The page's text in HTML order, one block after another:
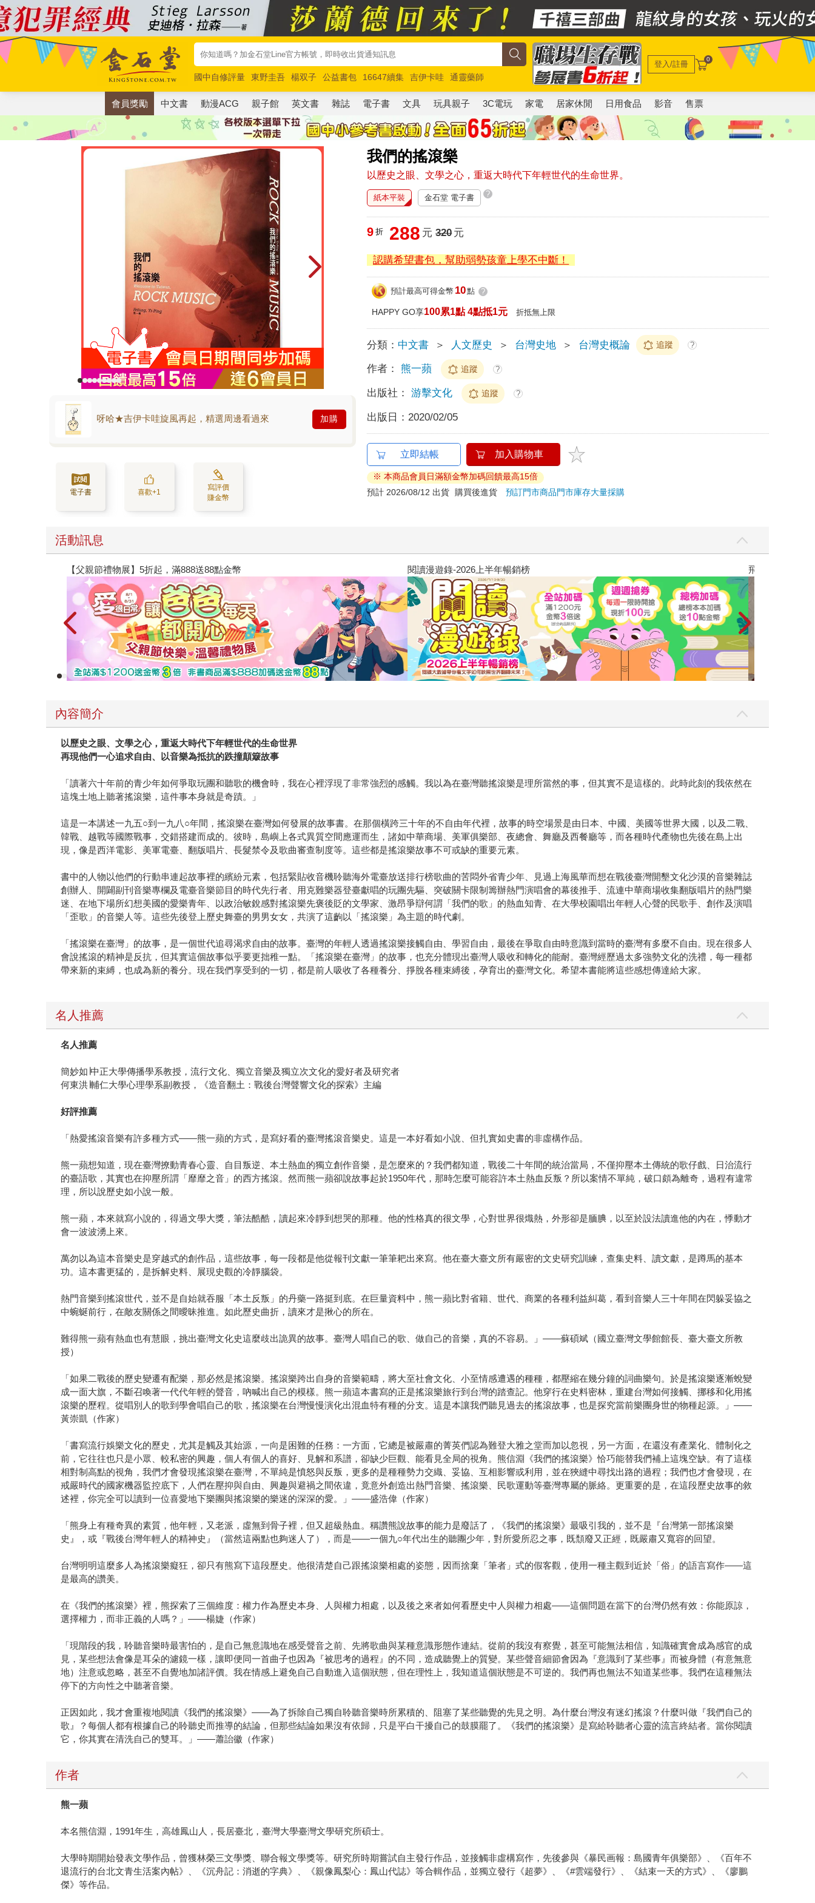
國中自修評量 東野圭吾 楊双子 公益書包 16647續集 吉伊卡哇
通靈藥師
唯紅花綻放
奧德賽 路邊攤新作 馬斯克 玩具總動員5 超慢跑
登入/註冊 0
會員獎勵 中文書 動漫ACG 親子館 英文書 雜誌 電子書 文具 玩具親子 3C電玩 家電 居家休閒 日用食品 影音 售票
我們的搖滾樂
以歷史之眼、文學之心，重返大時代下年輕世代的生命世界。
呀哈★吉伊卡哇旋風再起，精選周邊看過來 加購
電子書 喜歡+1
寫評價
賺金幣
紙本平裝 金石堂 電子書 ?
9 折 288 元 320元
認購希望書包，幫助弱勢孩童上學不中斷！
預計最高可得金幣 10點 ?
HAPPY GO享100累1點 4點抵1元 折抵無上限
分類： 中文書 ＞ 人文歷史 ＞ 台灣史地 ＞ 台灣史概論 追蹤 ?
作者： 熊一蘋 追蹤 ?
出版社： 游擊文化 追蹤 ?
出版日： 2020/02/05
立即結帳 加入購物車
※ 本商品會員日滿額金幣加碼回饋最高15倍
預計 2026/08/12 出貨
購買後進貨預訂門市商品門市庫存大量採購
活動訊息
【父親節禮物展】5折起，滿888送88點金幣 閱讀漫遊錄-2026上半年暢銷榜 飛吧，鴻！：母
內容簡介
以歷史之眼、文學之心，重返大時代下年輕世代的生命世界
再現他們一心追求自由、以音樂為抵抗的跌撞顛簸故事
「讀著六十年前的青少年如何爭取玩團和聽歌的機會時，我在心裡浮現了非常強烈的感觸。我以為在臺灣聽搖滾樂是理所當然的事，但其實不是這樣的。此時此刻的我依然在
這塊土地上聽著搖滾樂，這件事本身就是奇蹟。」
這是一本講述一九五○到一九八○年間，搖滾樂在臺灣如何發展的故事書。在那個橫跨三十年的不自由年代裡，故事的時空場景是由日本、中國、美國等世界大國，以及二戰、
韓戰、越戰等國際戰事，交錯搭建而成的。彼時，島嶼上各式異質空間應運而生，諸如中華商場、美軍俱樂部、夜總會、舞廳及西餐廳等，而各種時代產物也先後在島上出
現，像是西洋電影、美軍電臺、翻版唱片、長髮禁令及歌曲審查制度等。這些都是搖滾樂故事不可或缺的重要元素。
書中的人物以他們的行動串連起故事裡的繽紛元素，包括緊貼收音機聆聽海外電臺放送排行榜歌曲的苦悶外省青少年、見過上海風華而想在戰後臺灣開墾文化沙漠的音樂雜誌
創辦人、開闢副刊音樂專欄及電臺音樂節目的時代先行者、用克難樂器登臺獻唱的玩團先驅、突破關卡限制籌辦熱門演唱會的幕後推手、流連中華商場收集翻版唱片的熱門樂
迷、在地下場所幻想美國的愛樂青年、以政治敏銳感對搖滾樂先褒後貶的文學家、激昂爭辯何謂「我們的歌」的熱血知青、在大學校園唱出年輕人心聲的民歌手、創作及演唱
「歪歌」的音樂人等。這些先後登上歷史舞臺的男男女女，共演了這齣以「搖滾樂」為主題的時代劇。
「搖滾樂在臺灣」的故事，是一個世代追尋渴求自由的故事。臺灣的年輕人透過搖滾樂接觸自由、學習自由，最後在爭取自由時意識到當時的臺灣有多麼不自由。現在很多人
會說搖滾的精神是反抗，但其實這個故事似乎要更拙稚一點。「搖滾樂在臺灣」的故事，也充分體現出臺灣人吸收和轉化的能耐。臺灣經歷過太多強勢文化的洗禮，每一種都
帶來新的束縛，也成為新的養分。現在我們享受到的一切，都是前人吸收了各種養分、掙脫各種束縛後，孕育出的臺灣文化。希望本書能將這些感想傳達給大家。
名人推薦
名人推薦
簡妙如∣中正大學傳播學系教授，流行文化、獨立音樂及獨立次文化的愛好者及研究者
何東洪∣輔仁大學心理學系副教授，《造音翻土：戰後台灣聲響文化的探索》主編
好評推薦
「熱愛搖滾音樂有許多種方式——熊一蘋的方式，是寫好看的臺灣搖滾音樂史。這是一本好看如小說、但扎實如史書的非虛構作品。
熊一蘋想知道，現在臺灣撩動青春心靈、自目叛逆、本土熱血的獨立創作音樂，是怎麼來的？我們都知道，戰後二十年間的統治當局，不僅抑壓本土傳統的歌仔戲、日治流行
的臺語歌，其實也在抑壓所謂「靡靡之音」的西方搖滾。然而熊一蘋卻說故事起於1950年代，那時怎麼可能容許本土熱血反叛？所以案情不單純，破口頗為離奇，過程有違常
理，所以說歷史如小說一般。
熊一蘋，本來就寫小說的，得過文學大獎，筆法酷酷，讀起來冷靜到想哭的那種。他的性格真的很文學，心對世界很熾熱，外形卻是腼腆，以至於設法讀進他的內在，悸動才
會一波波湧上來。
萬勿以為這本音樂史是穿越式的創作品，這些故事，每一段都是他從報刊文獻一筆筆耙出來寫。他在臺大臺文所有嚴密的文史研究訓練，查集史料、讀文獻，是蹲馬的基本
功。這本書更猛的，是拆解史料、展現史觀的冷靜腦袋。
熱門音樂到搖滾世代，並不是自始就吞服「本土反叛」的丹藥一路挺到底。在巨量資料中，熊一蘋比對省籍、世代、商業的各種利益糾葛，看到音樂人三十年間在閃躲妥協之
中蜿蜒前行，在敵友關係之間曖昧推進。如此歷史曲折，讀來才是揪心的所在。
難得熊一蘋有熱血也有慧眼，挑出臺灣文化史這麼歧出詭異的故事。臺灣人唱自己的歌、做自己的音樂，真的不容易。」——蘇碩斌（國立臺灣文學館館長、臺大臺文所教
授）
「如果二戰後的歷史變遷有配樂，那必然是搖滾樂。搖滾樂跨出自身的音樂範疇，將大至社會文化、小至情感遭遇的種種，都壓縮在幾分鐘的詞曲樂句。於是搖滾樂逐漸蛻變
成一面大旗，不斷召喚著一代代年輕的聲音，吶喊出自己的模樣。熊一蘋這本書寫的正是搖滾樂旅行到台灣的踏查記。他穿行在史料密林，重建台灣如何接觸、挪移和化用搖
滾樂的歷程。從唱別人的歌到學會唱自己的歌，搖滾樂在台灣慢慢演化出混血特有種的分支。這是本讓我們聽見過去的搖滾故事，也是探究當前樂團身世的物種起源。」——
黃崇凱（作家）
「書寫流行娛樂文化的歷史，尤其是觸及其始源，一向是困難的任務：一方面，它總是被嚴肅的菁英們認為難登大雅之堂而加以忽視，另一方面，在還沒有產業化、體制化之
前，它往往也只是小眾、較私密的興趣，個人有個人的喜好、見解和系譜，卻缺少巨觀、能看見全局的視角。熊信淵《我們的搖滾樂》恰巧能替我們補上這塊空缺。有了這樣
相對制高點的視角，我們才會發現搖滾樂在臺灣，不單純是憤怒與反叛，更多的是種種勢力交織、妥協、互相影響或利用，並在狹縫中尋找出路的過程；我們也才會發現，在
戒嚴時代的國家機器監控底下，人們在壓抑與自由、興趣與避禍之間依違，竟意外創造出熱門音樂、搖滾樂、民歌運動等臺灣專屬的脈絡。更重要的是，在這段歷史故事的敘
述裡，你完全可以讀到一位喜愛地下樂團與搖滾樂的樂迷的深深的愛。」——盛浩偉（作家）
「熊身上有種奇異的素質，他年輕，又老派，虛無到骨子裡，但又超級熱血。稱讚熊說故事的能力是廢話了，《我們的搖滾樂》最吸引我的，並不是『台灣第一部搖滾樂
史』，或『戰後台灣年輕人的精神史』（當然這兩點也夠迷人了），而是——一個九○年代出生的聽團少年，對所愛所忍之事，既頹廢又正經，既嚴肅又寬容的回望。
台灣明明這麼多人為搖滾樂癡狂，卻只有熊寫下這段歷史。他很清楚自己跟搖滾樂相處的姿態，因而捨棄「筆者」式的假客觀，使用一種主觀到近於「俗」的語言寫作——這
是最高的讚美。
在《我們的搖滾樂》裡，熊探索了三個維度：權力作為歷史本身、人與權力相處，以及後之來者如何看歷史中人與權力相處——這個問題在當下的台灣仍然有效：你能原諒，
選擇權力，而非正義的人嗎？」——楊婕（作家）
「現階段的我，聆聽音樂時最害怕的，是自己無意識地在感受聲音之前、先將歌曲與某種意識形態作連結。從前的我沒有察覺，甚至可能無法相信，知識確實會成為感官的成
見，某些想法會像是耳朵的濾鏡一樣，讓即便同一首曲子也因為『被思考的過程』的不同，造成聽覺上的質變。某些聲音細節會因為『意識到了某些事』而被身體（有意無意
地）注意或忽略，甚至不自覺地加諸評價。我在情感上避免自己自動進入這個狀態，但在理性上，我知道這個狀態是不可逆的。我們再也無法不知道某些事。我們在這種無法
停下的方向性之中聽著音樂。
正因如此，我才會重複地閱讀《我們的搖滾樂》——為了拆除自己獨自聆聽音樂時所累積的、阻塞了某些聽覺的先見之明。為什麼台灣沒有迷幻搖滾？什麼叫做『我們自己的
歌』？每個人都有根據自己的聆聽史而推導的結論，但那些結論如果沒有依歸，只是平白干擾自己的鼓膜罷了。《我們的搖滾樂》是寫給聆聽者心靈的流言終結者。當你閱讀
它，你其實在清洗自己的雙耳。」——蕭詒徽（作家）
作者
熊一蘋
本名熊信淵，1991年生，高雄鳳山人，長居臺北，臺灣大學臺灣文學研究所碩士。
大學時期開始發表文學作品，曾獲林榮三文學獎、聯合報文學獎等。研究所時期嘗試自主發行作品，並接觸非虛構寫作，先後參與《暴民画報：島國青年俱樂部》、《百年不
退流行的台北文青生活案內帖》、《沉舟記：消逝的字典》、《親像鳳梨心：鳳山代誌》等合輯作品，並獨立發行《超夢》、《#雲端發行》、《結束一天的方式》、《廖鵬
傑》等作品。